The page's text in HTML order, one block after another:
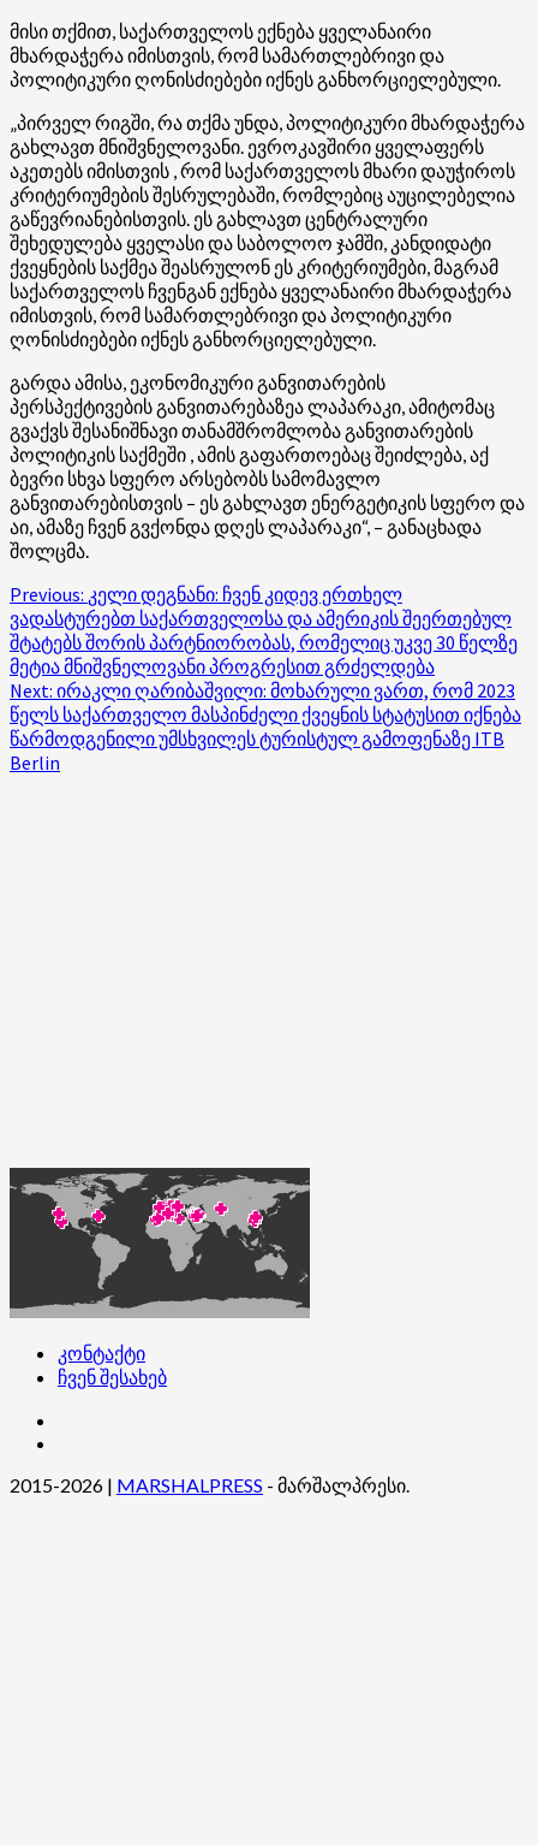
მისი თქმით, საქართველოს ექნება ყველანაირი
მხარდაჭერა იმისთვის, რომ სამართლებრივი და
პოლიტიკური ღონისძიებები იქნეს განხორციელებული.
„პირველ რიგში, რა თქმა უნდა, პოლიტიკური მხარდაჭერა
გახლავთ მნიშვნელოვანი. ევროკავშირი ყველაფერს
აკეთებს იმისთვის , რომ საქართველოს მხარი დაუჭიროს
კრიტერიუმების შესრულებაში, რომლებიც აუცილებელია
გაწევრიანებისთვის. ეს გახლავთ ცენტრალური
შეხედულება ყველასი და საბოლოო ჯამში, კანდიდატი
ქვეყნების საქმეა შეასრულონ ეს კრიტერიუმები, მაგრამ
საქართველოს ჩვენგან ექნება ყველანაირი მხარდაჭერა
იმისთვის, რომ სამართლებრივი და პოლიტიკური
ღონისძიებები იქნეს განხორციელებული.
გარდა ამისა, ეკონომიკური განვითარების
პერსპექტივების განვითარებაზეა ლაპარაკი, ამიტომაც
გვაქვს შესანიშნავი თანამშრომლობა განვითარების
პოლიტიკის საქმეში , ამის გაფართოებაც შეიძლება, აქ
ბევრი სხვა სფერო არსებობს სამომავლო
განვითარებისთვის – ეს გახლავთ ენერგეტიკის სფერო და
აი, ამაზე ჩვენ გვქონდა დღეს ლაპარაკი“, – განაცხადა
შოლცმა.
Post
navigation
Previous: კელი დეგნანი: ჩვენ კიდევ ერთხელ
ვადასტურებთ საქართველოსა და ამერიკის შეერთებულ
შტატებს შორის პარტნიორობას, რომელიც უკვე 30 წელზე
მეტია მნიშვნელოვანი პროგრესით გრძელდება
Next: ირაკლი ღარიბაშვილი: მოხარული ვართ, რომ 2023
წელს საქართველო მასპინძელი ქვეყნის სტატუსით იქნება
წარმოდგენილი უმსხვილეს ტურისტულ გამოფენაზე ITB
Berlin
კონტაქტი
ჩვენ შესახებ
2015-2026 | MARSHALPRESS - მარშალპრესი.